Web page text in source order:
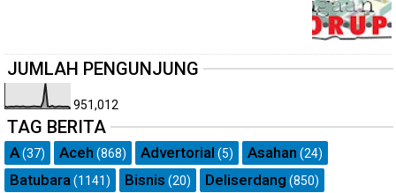
JUMLAH PENGUNJUNG
951,012
TAG BERITA
A(37) Aceh (868) Advertorial (5) Asahan (24)
Batubara(1141) Bisnis (20) Deliserdang (850)